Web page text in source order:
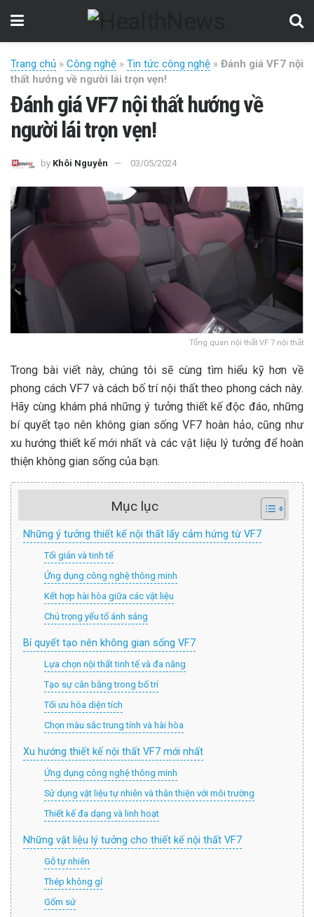
Trang chủ » Công nghệ » Tin tức công nghệ » Đánh giá VF7 nội
thất hướng về người lái trọn vẹn!
Đánh giá VF7 nội thất hướng về
người lái trọn vẹn!
by Khôi Nguyễn 03/05/2024
Tổng quan nội thất VF 7 nội thất
Trong bài viết này, chúng tôi sẽ cùng tìm hiểu kỹ hơn về
phong cách VF7 và cách bố trí nội thất theo phong cách này.
Hãy cùng khám phá những ý tưởng thiết kế độc đáo, những
bí quyết tạo nên không gian sống VF7 hoàn hảo, cũng như
xu hướng thiết kế mới nhất và các vật liệu lý tưởng để hoàn
thiện không gian sống của bạn.
Mục lục
Những ý tưởng thiết kế nội thất lấy cảm hứng từ VF7
Tối giản và tinh tế
Ứng dụng công nghệ thông minh
Kết hợp hài hòa giữa các vật liệu
Chú trọng yếu tố ánh sáng
Bí quyết tạo nên không gian sống VF7
Lựa chọn nội thất tinh tế và đa năng
Tạo sự cân bằng trong bố trí
Tối ưu hóa diện tích
Chọn màu sắc trung tính và hài hòa
Xu hướng thiết kế nội thất VF7 mới nhất
Ứng dụng công nghệ thông minh
Sử dụng vật liệu tự nhiên và thân thiện với môi trường
Thiết kế đa dạng và linh hoạt
Những vật liệu lý tưởng cho thiết kế nội thất VF7
Gỗ tự nhiên
Thép không gỉ
Gốm sứ